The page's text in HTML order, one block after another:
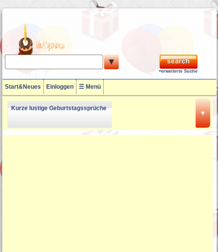
▼
+erweiterte Suche
Start&Neues Einloggen ☰ Menü
▼
Kurze lustige Geburtstagssprüche